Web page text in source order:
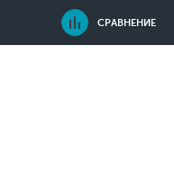
СРАВНЕНИЕ